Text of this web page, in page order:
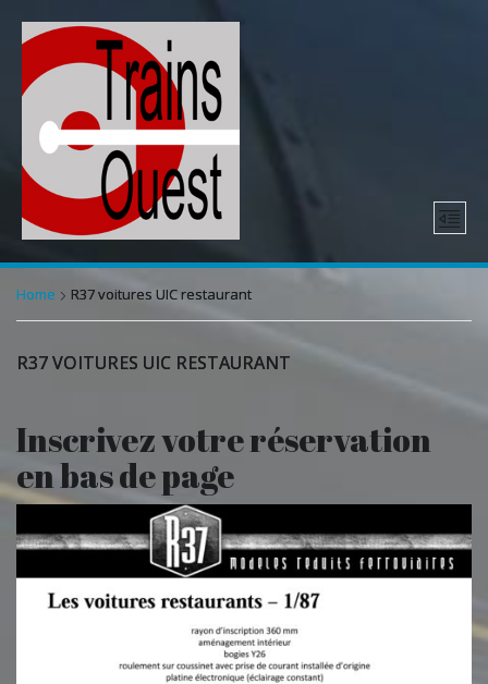
Home R37 voitures UIC restaurant
R37 VOITURES UIC RESTAURANT
Inscrivez votre réservation
en bas de page